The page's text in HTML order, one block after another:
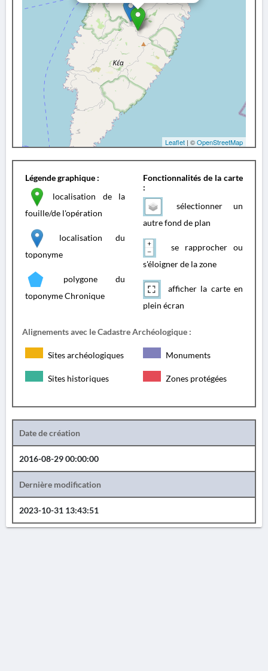
Leaflet | ©OpenStreetMap
Légende graphique :
localisation de la
fouille/de l'opération
localisation du
toponyme
polygone du
toponyme Chronique
Fonctionnalités de la carte
:
sélectionner un
autre fond de plan
se rapprocher ou
s'éloigner de la zone
afficher la carte en
plein écran
Alignements avec le Cadastre Archéologique :
Sites archéologiques Monuments
Sites historiques Zones protégées
Date de création
2016-08-29 00:00:00
Dernière modification
2023-10-31 13:43:51